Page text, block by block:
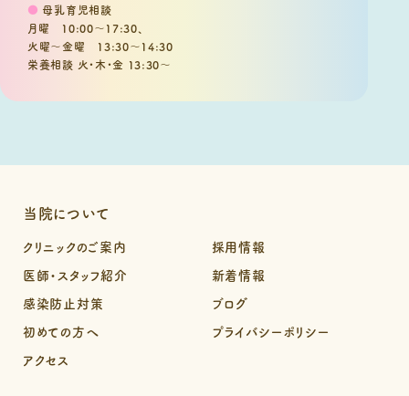
● 母乳育児相談
月曜 10:00～17:30、
火曜～金曜 13:30～14:30
栄養相談 火・木・金 13:30～
当院について
クリニックのご案内
医師・スタッフ紹介
感染防止対策
初めての方へ
アクセス
採用情報
新着情報
ブログ
プライバシーポリシー